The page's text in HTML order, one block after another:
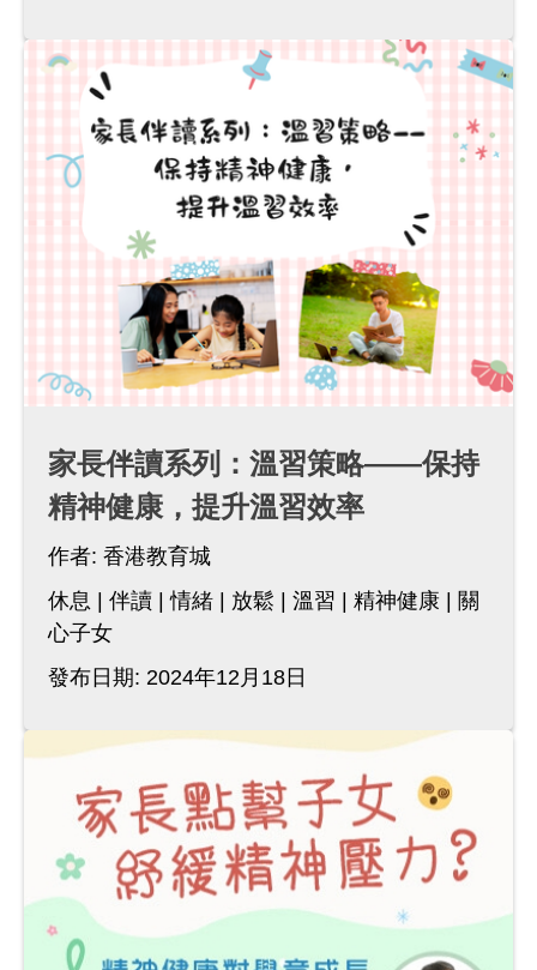
家長伴讀系列：溫習策略——保持
精神健康，提升溫習效率
作者: 香港教育城
休息
伴讀 情緒 放鬆 溫習 精神健康
關
心子女
發布日期: 2024年12月18日